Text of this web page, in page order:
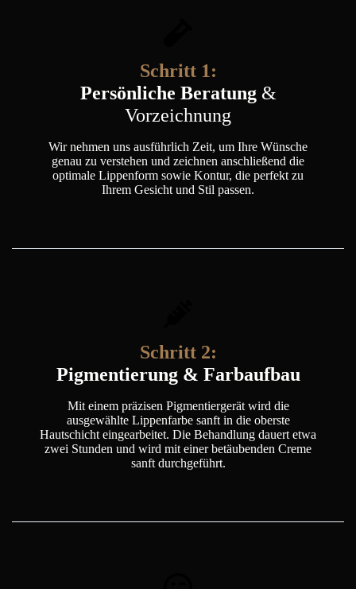
Schritt 1:
Persönliche Beratung&
Vorzeichnung
Wir nehmen uns ausführlich Zeit, um Ihre Wünsche
genau zu verstehen und zeichnen anschließend die
optimale Lippenform sowie Kontur, die perfekt zu
Ihrem Gesicht und Stil passen.
Schritt 2:
Pigmentierung & Farbaufbau
Mit einem präzisen Pigmentiergerät wird die
ausgewählte Lippenfarbe sanft in die oberste
Hautschicht eingearbeitet. Die Behandlung dauert etwa
zwei Stunden und wird mit einer betäubenden Creme
sanft durchgeführt.